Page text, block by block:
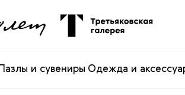
Пазлы и сувениры Одежда и